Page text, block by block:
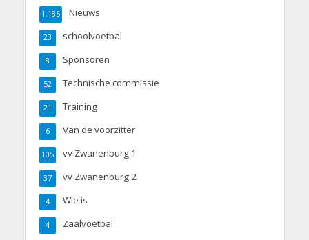
Nieuws
1.185
schoolvoetbal
23
Sponsoren
8
Technische commissie
52
Training
21
Van de voorzitter
6
vv Zwanenburg 1
105
vv Zwanenburg 2
37
Wie is
4
Zaalvoetbal
4